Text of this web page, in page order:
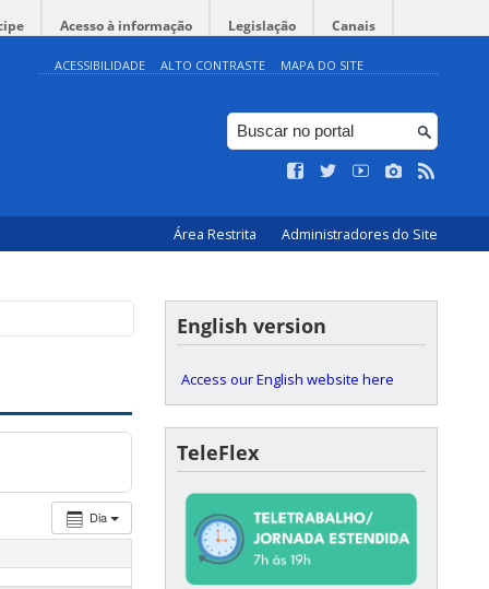
Acesso à informação Legislação Canais
ACESSIBILIDADE ALTO CONTRASTE MAPA DO SITE
Área Restrita Administradores do Site
Dia
English version
Access our English website here
TeleFlex